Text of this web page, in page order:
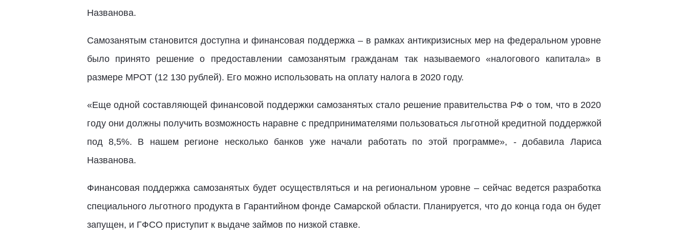
Названова.
Самозанятым становится доступна и финансовая поддержка – в рамках антикризисных мер на федеральном уровне
было принято решение о предоставлении самозанятым гражданам так называемого «налогового капитала» в
размере МРОТ (12 130 рублей). Его можно использовать на оплату налога в 2020 году.
«Еще одной составляющей финансовой поддержки самозанятых стало решение правительства РФ о том, что в 2020
году они должны получить возможность наравне с предпринимателями пользоваться льготной кредитной поддержкой
под 8,5%. В нашем регионе несколько банков уже начали работать по этой программе», - добавила Лариса
Названова.
Финансовая поддержка самозанятых будет осуществляться и на региональном уровне – сейчас ведется разработка
специального льготного продукта в Гарантийном фонде Самарской области. Планируется, что до конца года он будет
запущен, и ГФСО приступит к выдаче займов по низкой ставке.